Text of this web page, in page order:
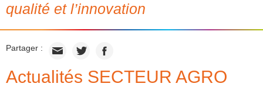
qualité et l’innovation
Partager :
Actualités SECTEUR AGRO